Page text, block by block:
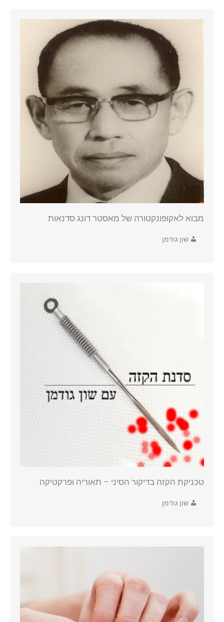
מבוא לאקופונקטורה של מאסטר דונג סדנאות
שון גודמן
טכניקת הקזה בדיקור הסיני – תאוריה ופרקטיקה
שון גודמן